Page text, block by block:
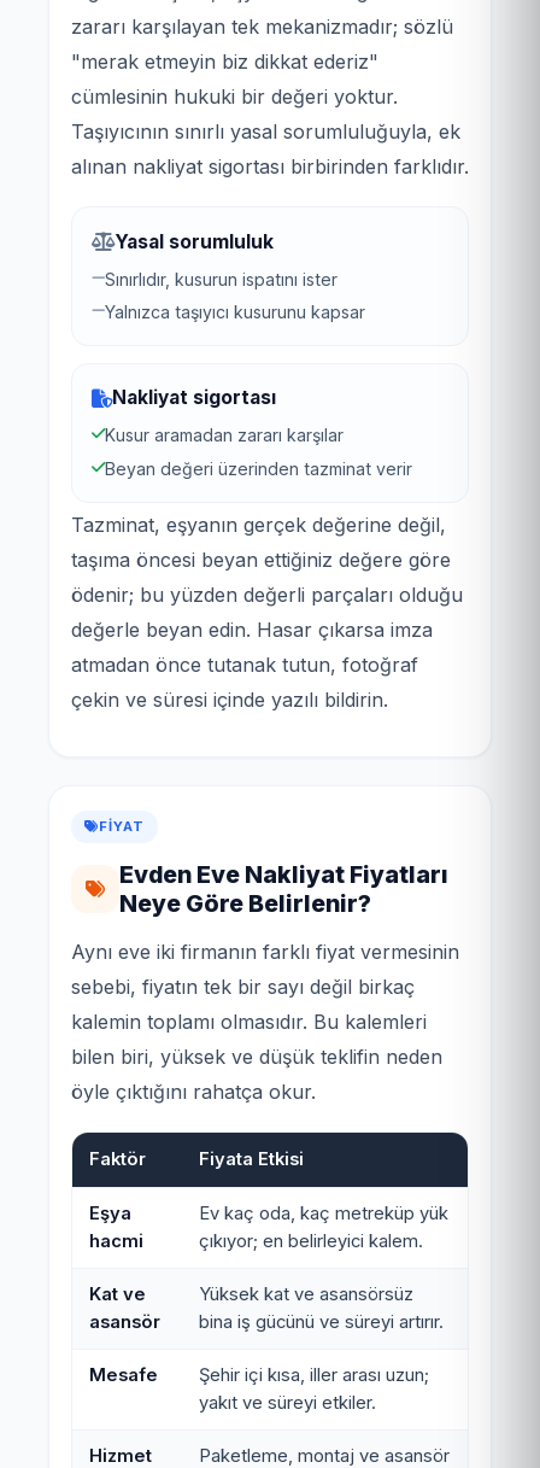
zararı karşılayan tek mekanizmadır; sözlü
"merak etmeyin biz dikkat ederiz"
cümlesinin hukuki bir değeri yoktur.
Taşıyıcının sınırlı yasal sorumluluğuyla, ek
alınan nakliyat sigortası birbirinden farklıdır.
Yasal sorumluluk
Sınırlıdır, kusurun ispatını ister
Yalnızca taşıyıcı kusurunu kapsar
Nakliyat sigortası
Kusur aramadan zararı karşılar
Beyan değeri üzerinden tazminat verir
Tazminat, eşyanın gerçek değerine değil,
taşıma öncesi beyan ettiğiniz değere göre
ödenir; bu yüzden değerli parçaları olduğu
değerle beyan edin. Hasar çıkarsa imza
atmadan önce tutanak tutun, fotoğraf
çekin ve süresi içinde yazılı bildirin.
FIYAT
Evden Eve Nakliyat Fiyatları
Neye Göre Belirlenir?
Aynı eve iki firmanın farklı fiyat vermesinin
sebebi, fiyatın tek bir sayı değil birkaç
kalemin toplamı olmasıdır. Bu kalemleri
bilen biri, yüksek ve düşük teklifin neden
öyle çıktığını rahatça okur.
Faktör Fiyata Etkisi
Eşya
hacmi
Ev kaç oda, kaç metreküp yük
çıkıyor; en belirleyici kalem.
Kat ve
asansör
Yüksek kat ve asansörsüz
bina iş gücünü ve süreyi artırır.
Mesafe
Şehir içi kısa, iller arası uzun;
yakıt ve süreyi etkiler.
Hizmet
Paketleme, montaj ve asansör